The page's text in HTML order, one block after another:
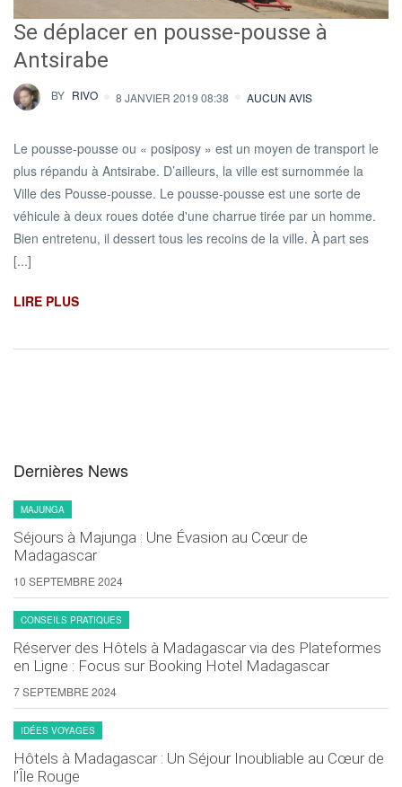
Se déplacer en pousse-pousse à
Antsirabe
BY RIVO 8 JANVIER 2019 08:38 AUCUN AVIS
Le pousse-pousse ou « posiposy » est un moyen de transport le
plus répandu à Antsirabe. D’ailleurs, la ville est surnommée la
Ville des Pousse-pousse. Le pousse-pousse est une sorte de
véhicule à deux roues dotée d'une charrue tirée par un homme.
Bien entretenu, il dessert tous les recoins de la ville. À part ses
[...]
LIRE PLUS
Dernières News
MAJUNGA
Séjours à Majunga : Une Évasion au Cœur de
Madagascar
10 SEPTEMBRE 2024
CONSEILS PRATIQUES
Réserver des Hôtels à Madagascar via des Plateformes
en Ligne : Focus sur Booking Hotel Madagascar
7 SEPTEMBRE 2024
IDÉES VOYAGES
Hôtels à Madagascar : Un Séjour Inoubliable au Cœur de
l’Île Rouge